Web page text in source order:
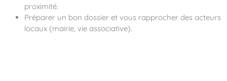
proximité.
Préparer un bon dossier et vous rapprocher des acteurs
locaux (mairie, vie associative).